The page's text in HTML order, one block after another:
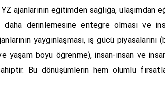
ajanlarının eğitimden sağlığa,
derinlemesine entegre olması ve
yaygınlaşması, iş gücü
yaşam boyu öğrenme), insan-insan ve
Bu dönüşümlerin hem olumlu